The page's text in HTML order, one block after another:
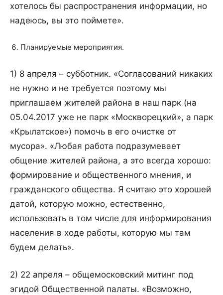
хотелось бы распространения информации, но
надеюсь, вы это поймете».
Планируемые мероприятия.
1) 8 апреля – субботник. «Согласований никаких
не нужно и не требуется поэтому мы
приглашаем жителей района в наш парк (на
05.04.2017 уже не парк «Москворецкий», а парк
«Крылатское») помочь в его очистке от
мусора». «Любая работа подразумевает
общение жителей района, а это всегда хорошо:
формирование и общественного мнения, и
гражданского общества. Я считаю это хорошей
датой, которую можно, естественно,
использовать в том числе для информирования
населения в ходе работы, которую мы там
будем делать».
2) 22 апреля – общемосковский митинг под
эгидой Общественной палаты. «Возможно,